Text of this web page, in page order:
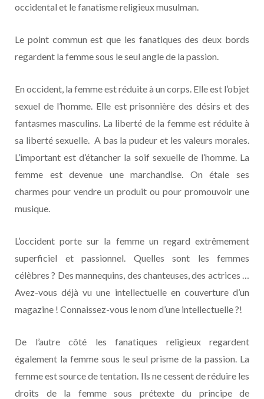
occidental et le fanatisme religieux musulman.
Le point commun est que les fanatiques des deux bords
regardent la femme sous le seul angle de la passion.
En occident, la femme est réduite à un corps. Elle est l’objet
sexuel de l’homme. Elle est prisonnière des désirs et des
fantasmes masculins. La liberté de la femme est réduite à
sa liberté sexuelle. A bas la pudeur et les valeurs morales.
L’important est d’étancher la soif sexuelle de l’homme. La
femme est devenue une marchandise. On étale ses
charmes pour vendre un produit ou pour promouvoir une
musique.
L’occident porte sur la femme un regard extrêmement
superficiel et passionnel. Quelles sont les femmes
célèbres ? Des mannequins, des chanteuses, des actrices …
Avez-vous déjà vu une intellectuelle en couverture d’un
magazine ! Connaissez-vous le nom d’une intellectuelle ?!
De l’autre côté les fanatiques religieux regardent
également la femme sous le seul prisme de la passion. La
femme est source de tentation. Ils ne cessent de réduire les
droits de la femme sous prétexte du principe de